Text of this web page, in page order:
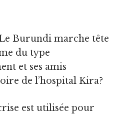
du type
et ses amis
de l’hospital Kira?